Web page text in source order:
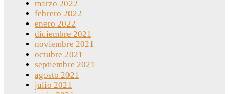
marzo 2022
febrero 2022
enero 2022
diciembre 2021
noviembre 2021
octubre 2021
septiembre 2021
agosto 2021
julio 2021